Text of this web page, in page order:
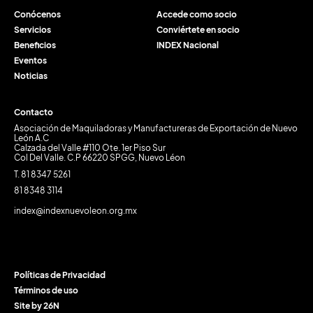
Conócenos
Servicios
Beneficios
Eventos
Noticias
Accede como socio
Conviértete en socio
INDEX Nacional
Contacto
Asociación de Maquiladoras y Manufactureras de Exportación de Nuevo
León A.C
Calzada del Valle #110 Ote. 1er Piso Sur
Col Del Valle. C.P 66220 SPGG, Nuevo Léon
T. 81 8347 5261
81 8348 3114
index@indexnuevoleon.org.mx
Políticas de Privacidad
Términos de uso
Site by 26N